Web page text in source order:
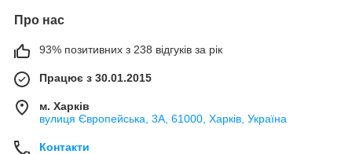
Про нас
93% позитивних з 238 відгуків за рік
Працює з 30.01.2015
м. Харків
вулиця Європейська, 3А, 61000, Харків, Україна
Контакти